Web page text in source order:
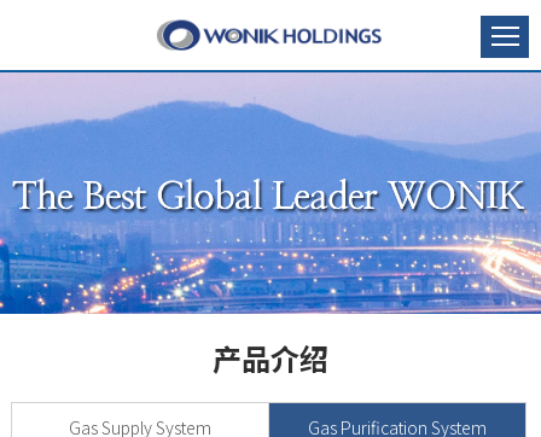
产品介绍
Gas Supply System
Gas Purification System